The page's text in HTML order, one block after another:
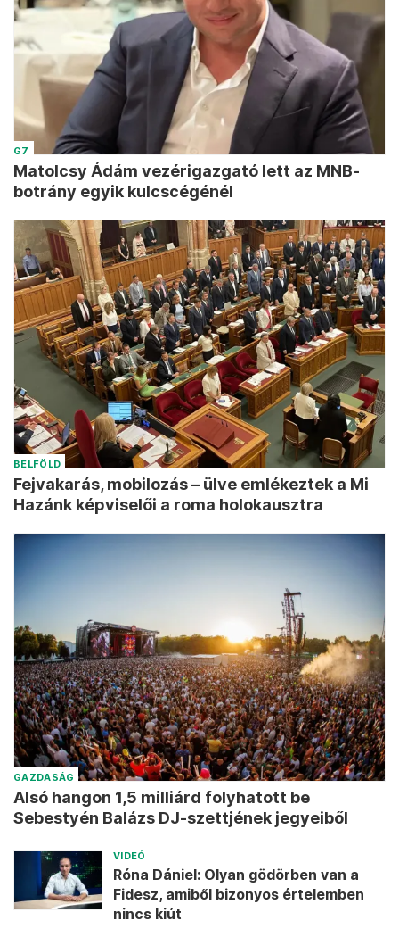
G7
Matolcsy Ádám vezérigazgató lett az MNB-
botrány egyik kulcscégénél
BELFÖLD
Fejvakarás, mobilozás – ülve emlékeztek a Mi
Hazánk képviselői a roma holokausztra
GAZDASÁG
Alsó hangon 1,5 milliárd folyhatott be
Sebestyén Balázs DJ-szettjének jegyeiből
VIDEÓ
Róna Dániel: Olyan gödörben van a
Fidesz, amiből bizonyos értelemben
nincs kiút